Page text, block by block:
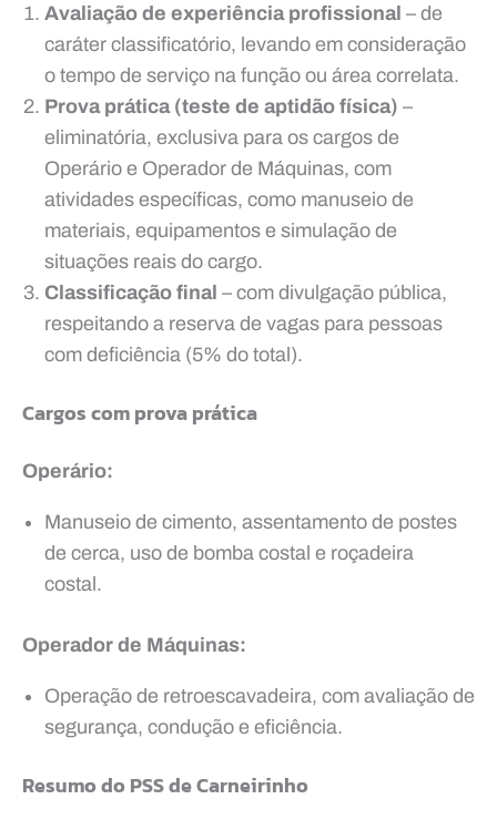
Avaliação de experiência profissional – de
caráter classificatório, levando em consideração
o tempo de serviço na função ou área correlata.
Prova prática (teste de aptidão física) –
eliminatória, exclusiva para os cargos de
Operário e Operador de Máquinas, com
atividades específicas, como manuseio de
materiais, equipamentos e simulação de
situações reais do cargo.
Classificação final – com divulgação pública,
respeitando a reserva de vagas para pessoas
com deficiência (5% do total).
Cargos com prova prática
Operário:
Manuseio de cimento, assentamento de postes
de cerca, uso de bomba costal e roçadeira
costal.
Operador de Máquinas:
Operação de retroescavadeira, com avaliação de
segurança, condução e eficiência.
Resumo do PSS de Carneirinho